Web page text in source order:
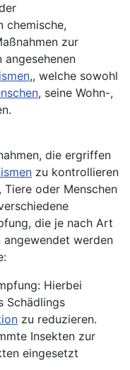
chemische,
zur
angesehenen
,, welche sowohl
, seine Wohn-,
die ergriffen
zu kontrollieren
oder Menschen
die je nach Art
werden
: Hierbei
Schädlings
zu reduzieren.
Insekten zur
eingesetzt